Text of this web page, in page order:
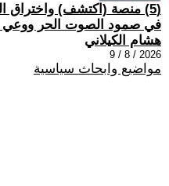
(5) منصة (اكتشف) واختراق
في صمود الصوت الحر ووعي
هشام الكيلاني
2026 / 8 / 9
مواضيع وابحاث سياسية